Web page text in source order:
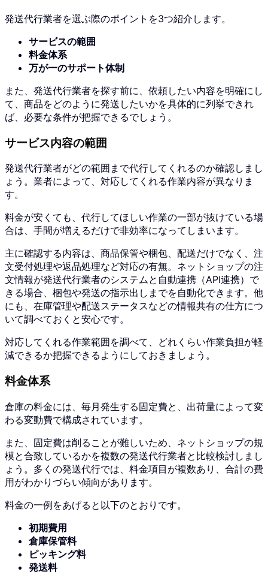
発送代行業者を選ぶ際のポイントを3つ紹介します。
サービスの範囲
料金体系
万が一のサポート体制
また、発送代行業者を探す前に、依頼したい内容を明確にし
て、商品をどのように発送したいかを具体的に列挙できれ
ば、必要な条件が把握できるでしょう。
サービス内容の範囲
発送代行業者がどの範囲まで代行してくれるのか確認しまし
ょう。 業者によって、対応してくれる作業内容が異なりま
す。
料金が安くても、代行してほしい作業の一部が抜けている場
合は、手間が増えるだけで非効率になってしまいます。
主に確認する内容は、商品保管や梱包、配送だけでなく、注
文受付処理や返品処理など対応の有無。 ネットショップの注
文情報が発送代行業者のシステムと自動連携（API連携）で
きる場合、梱包や発送の指示出しまでを自動化できます。 他
にも、在庫管理や配送ステータスなどの情報共有の仕方につ
いて調べておくと安心です。
対応してくれる作業範囲を調べて、どれくらい作業負担が軽
減できるか把握できるようにしておきましょう。
料金体系
倉庫の料金には、毎月発生する固定費と、出荷量によって変
わる変動費で構成されています。
また、固定費は削ることが難しいため、ネットショップの規
模と合致しているかを複数の発送代行業者と比較検討しまし
ょう。 多くの発送代行では、料金項目が複数あり、合計の費
用がわかりづらい傾向があります。
料金の一例をあげると以下のとおりです。
初期費用
倉庫保管料
ピッキング料
発送料